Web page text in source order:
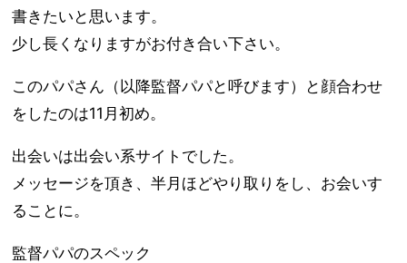
書きたいと思います。
少し長くなりますがお付き合い下さい。
このパパさん（以降監督パパと呼びます）と顔合わせ
をしたのは11月初め。
出会いは出会い系サイトでした。
メッセージを頂き、半月ほどやり取りをし、お会いす
ることに。
監督パパのスペック